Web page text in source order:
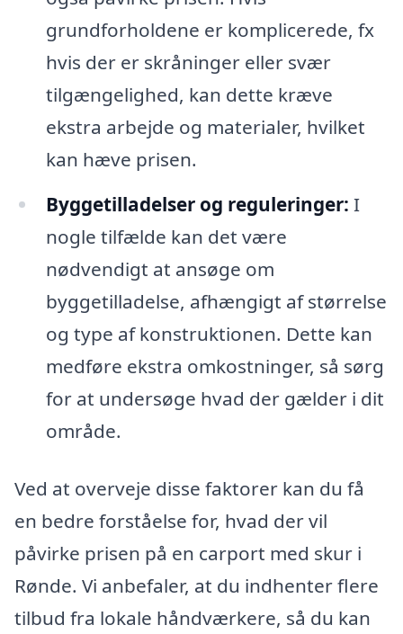
grundforholdene er komplicerede, fx
hvis der er skråninger eller svær
tilgængelighed, kan dette kræve
ekstra arbejde og materialer, hvilket
kan hæve prisen.
Byggetilladelser og reguleringer: I
nogle tilfælde kan det være
nødvendigt at ansøge om
byggetilladelse, afhængigt af størrelse
og type af konstruktionen. Dette kan
medføre ekstra omkostninger, så sørg
for at undersøge hvad der gælder i dit
område.
Ved at overveje disse faktorer kan du få
en bedre forståelse for, hvad der vil
påvirke prisen på en carport med skur i
Rønde. Vi anbefaler, at du indhenter flere
tilbud fra lokale håndværkere, så du kan